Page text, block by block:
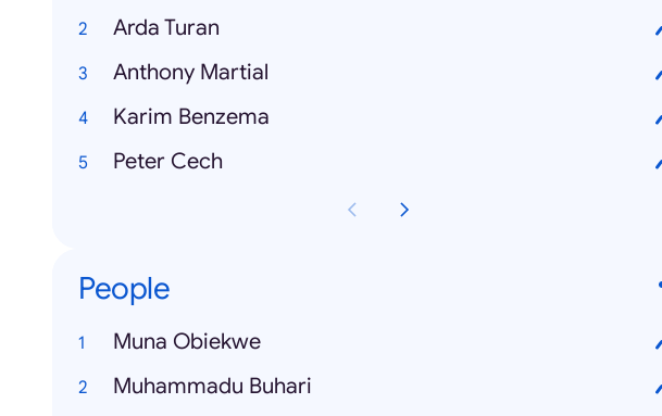
Arda Turan
Anthony Martial
Karim Benzema
Peter Cech
People
Muna Obiekwe
Muhammadu Buhari